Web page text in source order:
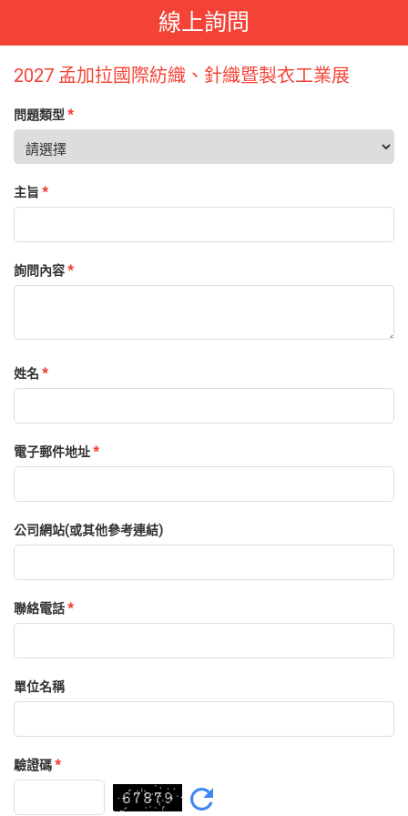
線上詢問
2027 孟加拉國際紡織、針織暨製衣工業展
問題類型 *
主旨 *
詢問內容*
姓名 *
電子郵件地址*
公司網站(或其他參考連結)
聯絡電話*
單位名稱
驗證碼*